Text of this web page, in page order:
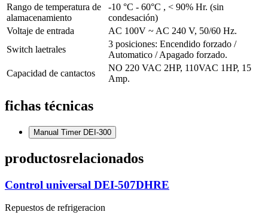
Rango de temperatura de
alamacenamiento
-10 °C - 60°C , < 90% Hr. (sin
condesación)
Voltaje de entrada
AC 100V ~ AC 240 V, 50/60 Hz.
Switch laetrales
3 posiciones: Encendido forzado /
Automatico / Apagado forzado.
Capacidad de cantactos
NO 220 VAC 2HP, 110VAC 1HP, 15
Amp.
fichas técnicas
Manual Timer DEI-300
productosrelacionados
Control universal DEI-507DHRE
Repuestos de refrigeracion